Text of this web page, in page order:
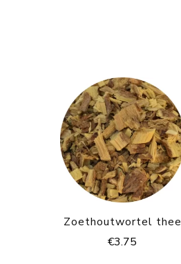
Zoethoutwortel thee
€3.75